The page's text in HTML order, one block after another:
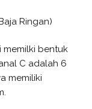
Ringan)
memilki bentuk
C adalah 6
memiliki